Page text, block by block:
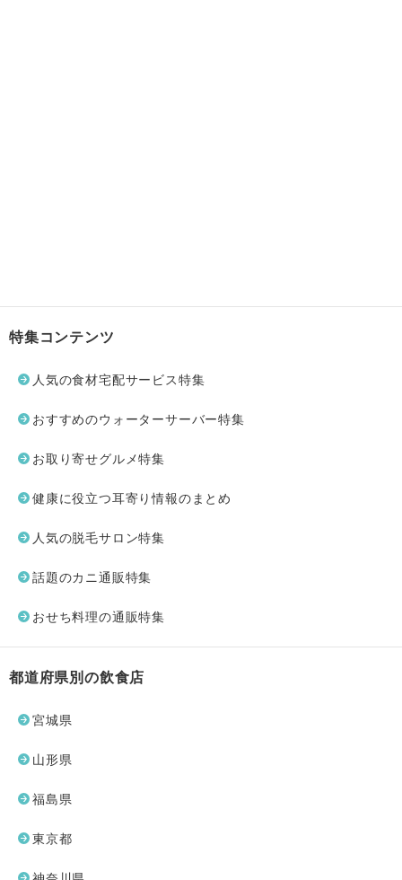
特集コンテンツ
人気の食材宅配サービス特集
おすすめのウォーターサーバー特集
お取り寄せグルメ特集
健康に役立つ耳寄り情報のまとめ
人気の脱毛サロン特集
話題のカニ通販特集
おせち料理の通販特集
都道府県別の飲食店
宮城県
山形県
福島県
東京都